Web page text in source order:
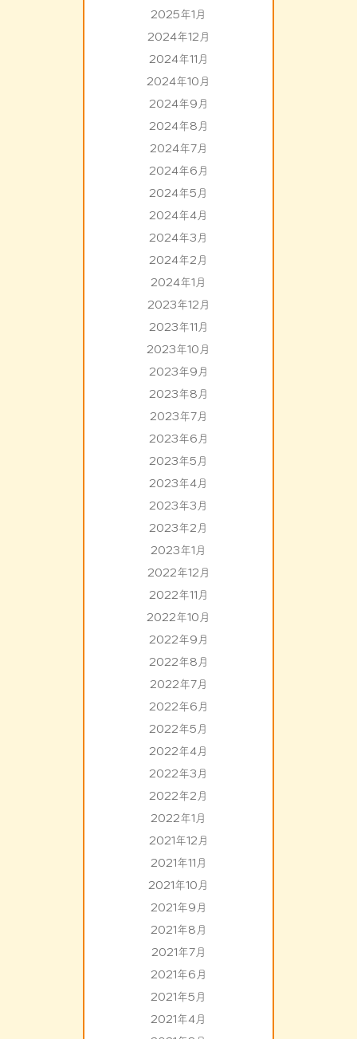
2025年1月
2024年12月
2024年11月
2024年10月
2024年9月
2024年8月
2024年7月
2024年6月
2024年5月
2024年4月
2024年3月
2024年2月
2024年1月
2023年12月
2023年11月
2023年10月
2023年9月
2023年8月
2023年7月
2023年6月
2023年5月
2023年4月
2023年3月
2023年2月
2023年1月
2022年12月
2022年11月
2022年10月
2022年9月
2022年8月
2022年7月
2022年6月
2022年5月
2022年4月
2022年3月
2022年2月
2022年1月
2021年12月
2021年11月
2021年10月
2021年9月
2021年8月
2021年7月
2021年6月
2021年5月
2021年4月